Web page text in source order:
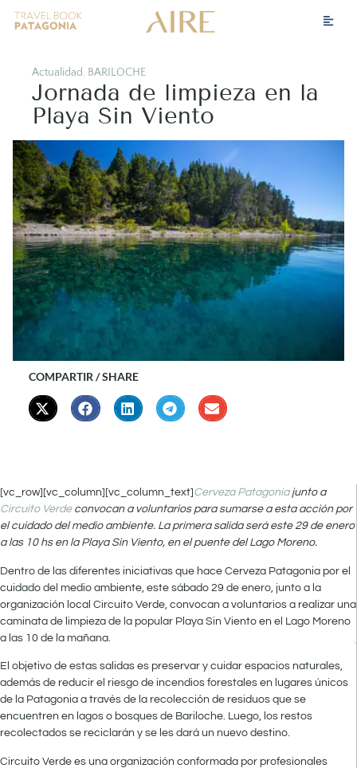
Actualidad, BARILOCHE
Jornada de limpieza en la
Playa Sin Viento
COMPARTIR / SHARE
[vc_row][vc_column][vc_column_text] Cerveza Patagoniajunto a
Circuito Verdeconvocan a voluntarios para sumarse a esta acción por
el cuidado del medio ambiente. La primera salida será este 29 de enero
a las 10 hs en la Playa Sin Viento, en el puente del Lago Moreno.
Dentro de las diferentes iniciativas que hace Cerveza Patagonia por el
cuidado del medio ambiente, este sábado 29 de enero, junto a la
organización local Circuito Verde, convocan a voluntarios a realizar una
caminata de limpieza de la popular Playa Sin Viento en el Lago Moreno
a las 10 de la mañana.
El objetivo de estas salidas es preservar y cuidar espacios naturales,
además de reducir el riesgo de incendios forestales en lugares únicos
de la Patagonia a través de la recolección de residuos que se
encuentren en lagos o bosques de Bariloche. Luego, los restos
recolectados se reciclarán y se les dará un nuevo destino.
Circuito Verde es una organización conformada por profesionales